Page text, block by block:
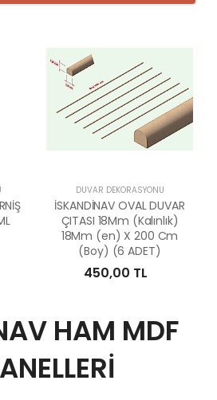
DUVAR DEKORASYONU
İSKANDİNAV OVAL DUVAR
ÇITASI 18Mm (Kalınlık)
18Mm (en) X 200 Cm
(Boy) (6 ADET)
450,00 TL
HAM MDF